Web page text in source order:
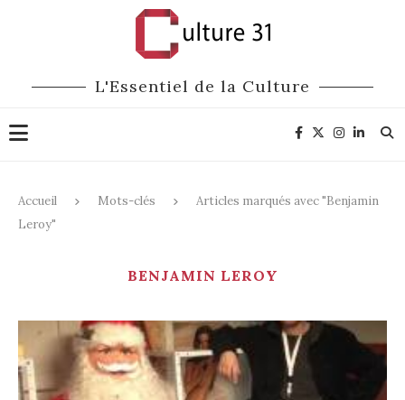
L'Essentiel de la Culture
Accueil Mots-clés
Articles marqués avec "Benjamin
Leroy"
BENJAMIN LEROY